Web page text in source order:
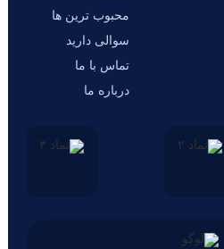
محبوب ترین ها
سوالی دارید
تماس با ما
درباره ما